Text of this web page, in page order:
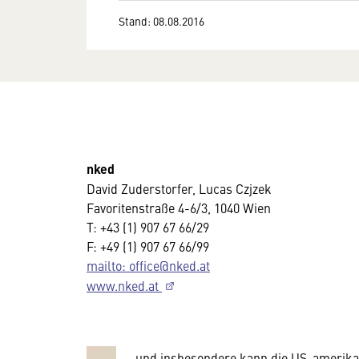
Stand: 08.08.2016
nked
David Zuderstorfer, Lucas Czjzek
Favoritenstraße 4-6/3, 1040 Wien
T: +43 (1) 907 67 66/29
F: +49 (1) 907 67 66/99
mailto: office@nked.at
www.nked.at
Wir benötigen Ihre
Hier würden wir Ihnen gerne einen